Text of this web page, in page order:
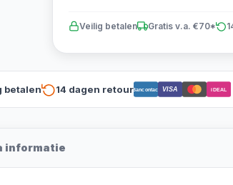
Veilig betalen Gratis v.a. €70*
betalen 14 dagen retourBancontact VISA iDEAL
informatie